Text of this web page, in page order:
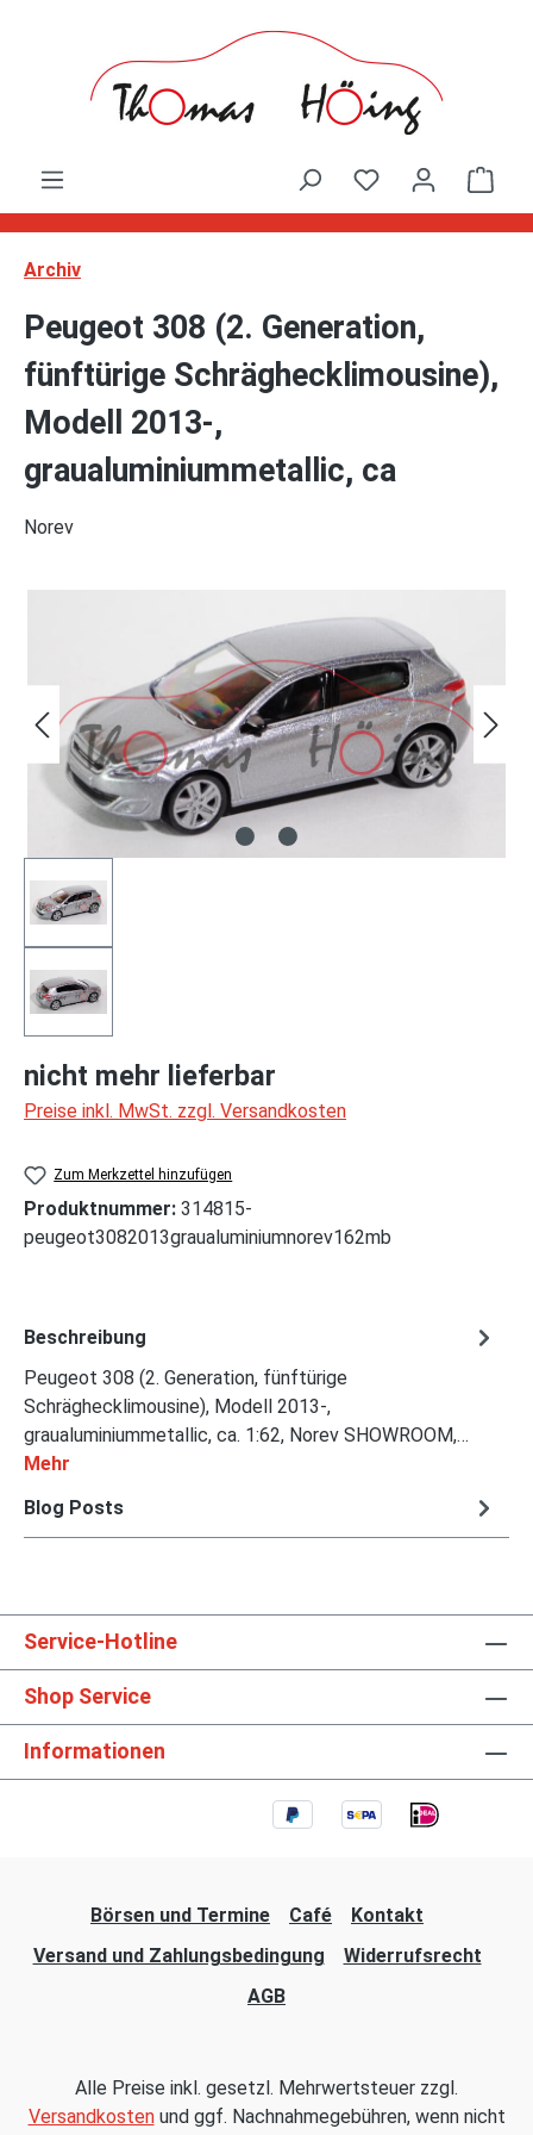
Archiv
Peugeot 308 (2. Generation,
fünftürige Schräghecklimousine),
Modell 2013-,
graualuminiummetallic, ca
Norev
nicht mehr lieferbar
Preise inkl. MwSt. zzgl. Versandkosten
Zum Merkzettel hinzufügen
Produktnummer: 314815-
peugeot3082013graualuminiumnorev162mb
Beschreibung
Peugeot 308 (2. Generation, fünftürige
Schräghecklimousine), Modell 2013-,
graualuminiummetallic, ca. 1:62, Norev SHOWROOM,…
Mehr
Blog Posts
Service-Hotline
Shop Service
Informationen
Börsen und Termine Café
Kontakt
Versand und Zahlungsbedingung
Widerrufsrecht
AGB
Alle Preise inkl. gesetzl. Mehrwertsteuer zzgl.
Versandkostenund ggf. Nachnahmegebühren, wenn nicht